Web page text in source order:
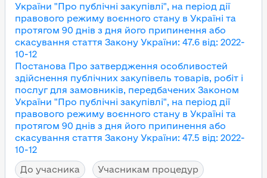
України "Про публічні закупівлі", на період дії
правового режиму воєнного стану в Україні та
протягом 90 днів з дня його припинення або
скасування стаття Закону України: 47.6 від: 2022-
10-12
Постанова Про затвердження особливостей
здійснення публічних закупівель товарів, робіт і
послуг для замовників, передбачених Законом
України "Про публічні закупівлі", на період дії
правового режиму воєнного стану в Україні та
протягом 90 днів з дня його припинення або
скасування стаття Закону України: 47.5 від: 2022-
10-12
До учасника
Учасникам процедур